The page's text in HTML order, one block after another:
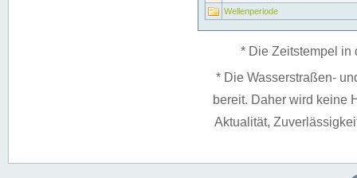
Wellenperiode
* Die Zeitstempel in
* Die Wasserstraßen-
bereit. Daher wird keine
Aktualität,